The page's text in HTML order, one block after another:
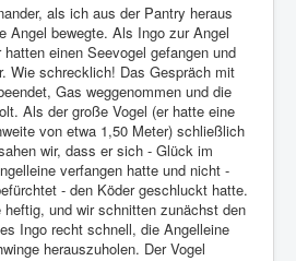
als ich aus der Pantry heraus
Angel bewegte. Als Ingo zur Angel
einen Seevogel gefangen und
Wie schrecklich! Das Gespräch mit
Gas weggenommen und die
Als der große Vogel (er hatte eine
von etwa 1,50 Meter) schließlich
wir, dass er sich - Glück im
verfangen hatte und nicht -
- den Köder geschluckt hatte.
heftig, und wir schnitten zunächst den
Ingo recht schnell, die Angelleine
herauszuholen. Der Vogel